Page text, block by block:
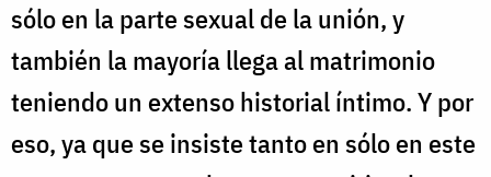
sólo en la parte sexual de la unión, y
también la mayoría llega al matrimonio
teniendo un extenso historial íntimo. Y por
eso, ya que se insiste tanto en sólo en este